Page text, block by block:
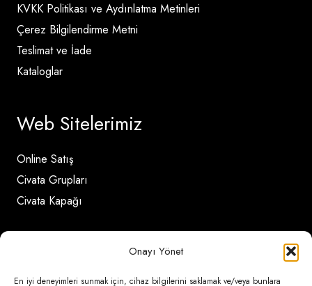
Onayı Yönet
En iyi deneyimleri sunmak için, cihaz bilgilerini saklamak ve/veya bunlara
KVKK Politikası ve Aydınlatma Metinleri
Çerez Bilgilendirme Metni
Teslimat ve İade
Kataloglar
Web Sitelerimiz
Online Satış
Civata Grupları
Civata Kapağı
İletişim Detayları